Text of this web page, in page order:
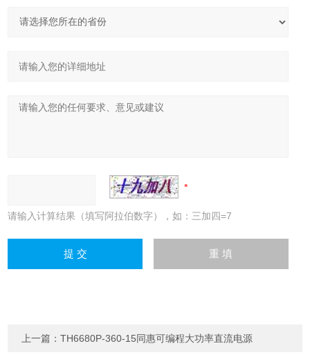
请输入计算结果（填写阿拉伯数字），如：三加四=7
上一篇：TH6680P-360-15同惠可编程大功率直流电源